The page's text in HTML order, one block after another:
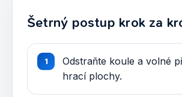
Šetrný postup krok za
Odstraňte koule a volné
hrací plochy.